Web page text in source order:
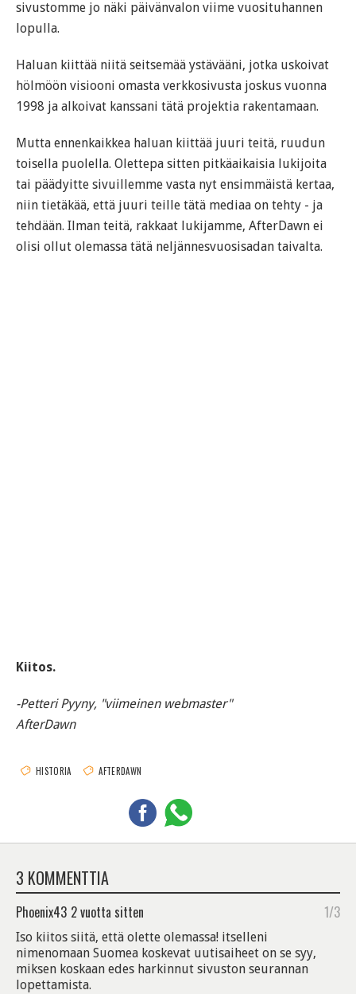
sivustomme jo näki päivänvalon viime vuosituhannen
lopulla.
Haluan kiittää niitä seitsemää ystävääni, jotka uskoivat
hölmöön visiooni omasta verkkosivusta joskus vuonna
1998 ja alkoivat kanssani tätä projektia rakentamaan.
Mutta ennenkaikkea haluan kiittää juuri teitä, ruudun
toisella puolella. Olettepa sitten pitkäaikaisia lukijoita
tai päädyitte sivuillemme vasta nyt ensimmäistä kertaa,
niin tietäkää, että juuri teille tätä mediaa on tehty - ja
tehdään. Ilman teitä, rakkaat lukijamme, AfterDawn ei
olisi ollut olemassa tätä neljännesvuosisadan taivalta.
Kiitos.
-Petteri Pyyny, "viimeinen webmaster"
AfterDawn
HISTORIA AFTERDAWN
3 KOMMENTTIA
Phoenix43 2 vuotta sitten 1/3
Iso kiitos siitä, että olette olemassa! itselleni
nimenomaan Suomea koskevat uutisaiheet on se syy,
miksen koskaan edes harkinnut sivuston seurannan
lopettamista.